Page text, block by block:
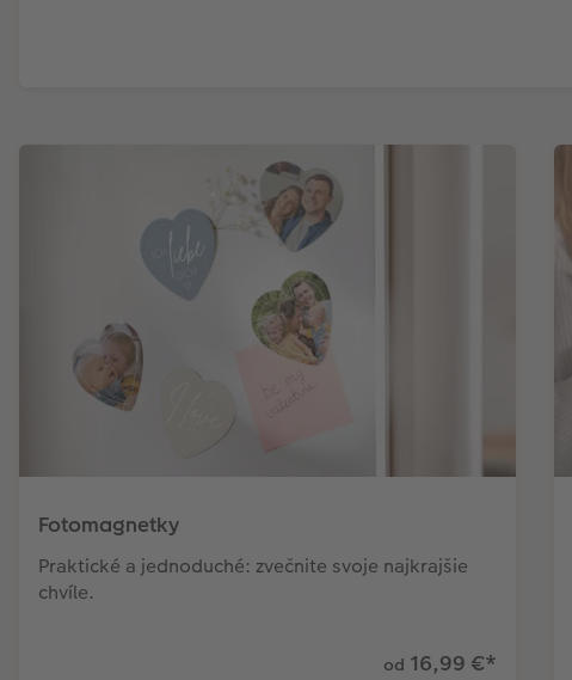
Fotomagnetky
Praktické a jednoduché: zvečnite svoje najkrajšie
chvíle.
od 16,99 €*